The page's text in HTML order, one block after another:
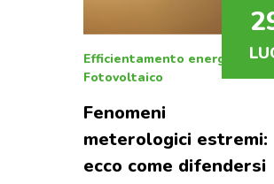
Efficientamento energetico|
Fotovoltaico
Fenomeni
meterologici estremi:
ecco come difendersi